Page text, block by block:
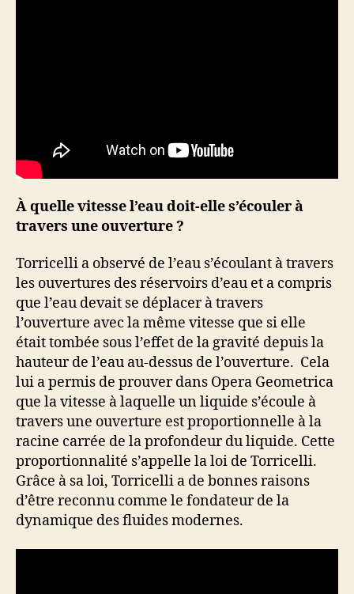
À quelle vitesse l’eau doit-elle s’écouler à
travers une ouverture ?
Torricelli a observé de l’eau s’écoulant à travers
les ouvertures des réservoirs d’eau et a compris
que l’eau devait se déplacer à travers
l’ouverture avec la même vitesse que si elle
était tombée sous l’effet de la gravité depuis la
hauteur de l’eau au-dessus de l’ouverture. Cela
lui a permis de prouver dans Opera Geometrica
que la vitesse à laquelle un liquide s’écoule à
travers une ouverture est proportionnelle à la
racine carrée de la profondeur du liquide. Cette
proportionnalité s’appelle la loi de Torricelli.
Grâce à sa loi, Torricelli a de bonnes raisons
d’être reconnu comme le fondateur de la
dynamique des fluides modernes.